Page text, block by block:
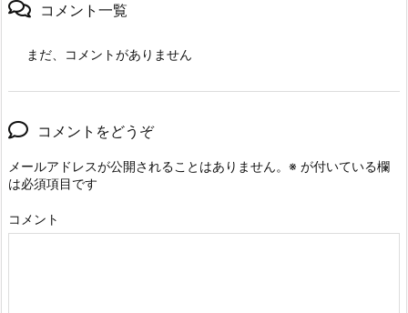
コメント一覧
まだ、コメントがありません
コメントをどうぞ
メールアドレスが公開されることはありません。 ※ が付いている欄
は必須項目です
コメント